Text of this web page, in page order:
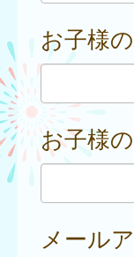
お子様
お子様
メール